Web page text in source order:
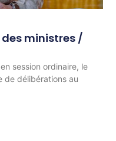
ministres /
session ordinaire, le
de délibérations au